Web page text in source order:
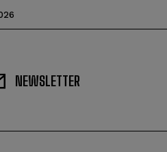
NEWSLETTER